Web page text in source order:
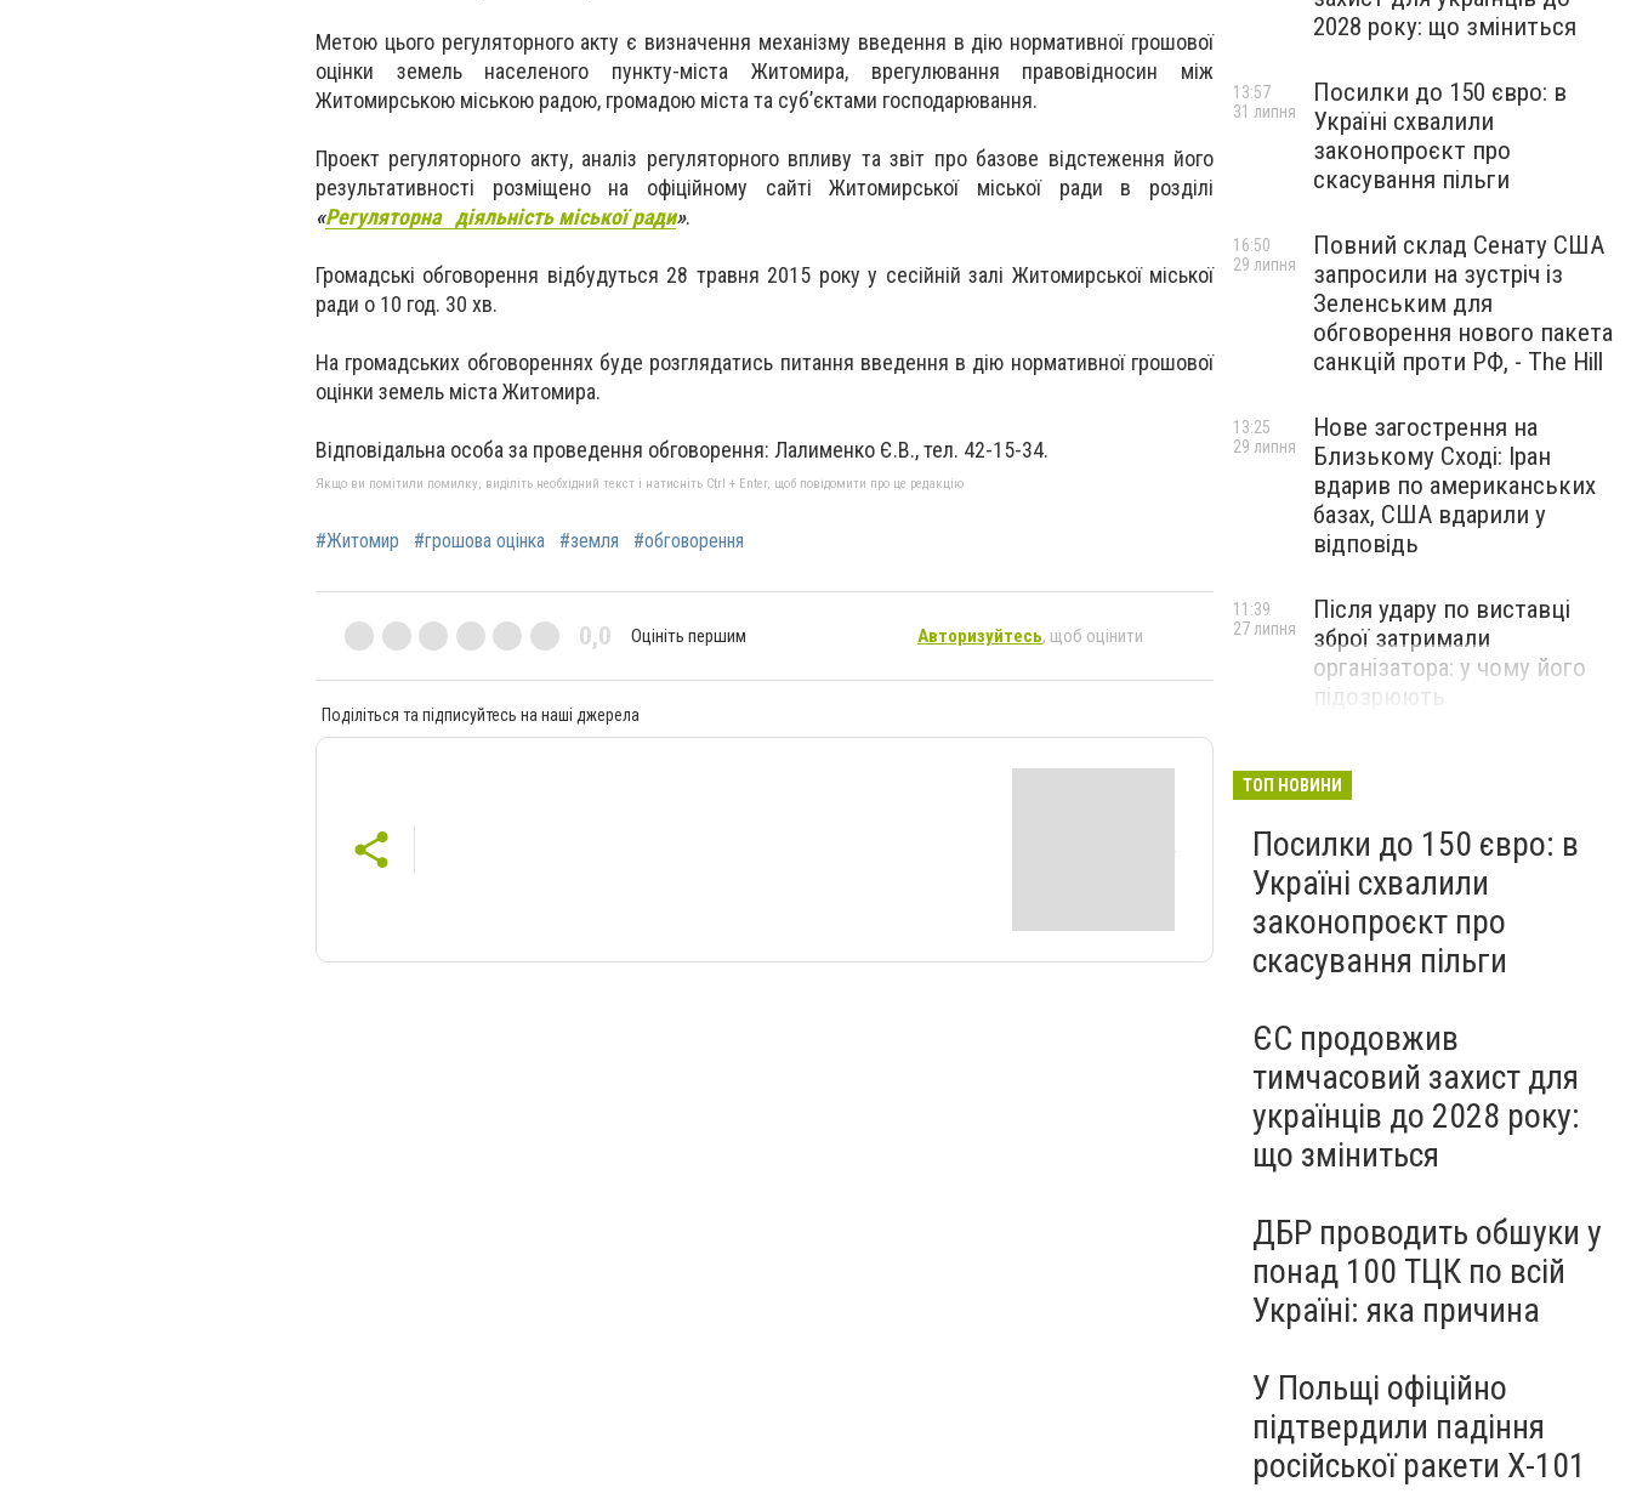
Метою цього регуляторного акту є визначення механізму введення в дію нормативної грошової
оцінки земель населеного пункту-міста Житомира, врегулювання правовідносин між
Житомирською міською радою, громадою міста та суб’єктами господарювання.
Проект регуляторного акту, аналіз регуляторного впливу та звіт про базове відстеження його
результативності розміщено на офіційному сайті Житомирської міської ради в розділі
«Регуляторна діяльність міської ради».
Громадські обговорення відбудуться 28 травня 2015 року у сесійній залі Житомирської міської
ради о 10 год. 30 хв.
На громадських обговореннях буде розглядатись питання введення в дію нормативної грошової
оцінки земель міста Житомира.
Відповідальна особа за проведення обговорення: Лалименко Є.В., тел. 42-15-34.
Якщо ви помітили помилку, виділіть необхідний текст і натисніть Ctrl + Enter, щоб повідомити про це редакцію
#Житомир #грошова оцінка #земля #обговорення
0,0 Оцініть першим Авторизуйтесь, щоб оцінити
Поділіться та підписуйтесь на наші джерела
2028 року: що зміниться
Посилки до 150 євро: в
Україні схвалили
законопроєкт про
скасування пільги
13:57
31 липня
Повний склад Сенату США
запросили на зустріч із
Зеленським для
обговорення нового пакета
санкцій проти РФ, - The Hill
16:50
29 липня
Нове загострення на
Близькому Сході: Іран
вдарив по американських
базах, США вдарили у
відповідь
13:25
29 липня
Після удару по виставці
зброї затримали
організатора: у чому його
підозрюють
11:39
27 липня
ТОП НОВИНИ
Посилки до 150 євро: в
Україні схвалили
законопроєкт про
скасування пільги
ЄС продовжив
тимчасовий захист для
українців до 2028 року:
що зміниться
ДБР проводить обшуки у
понад 100 ТЦК по всій
Україні: яка причина
У Польщі офіційно
підтвердили падіння
російської ракети Х-101